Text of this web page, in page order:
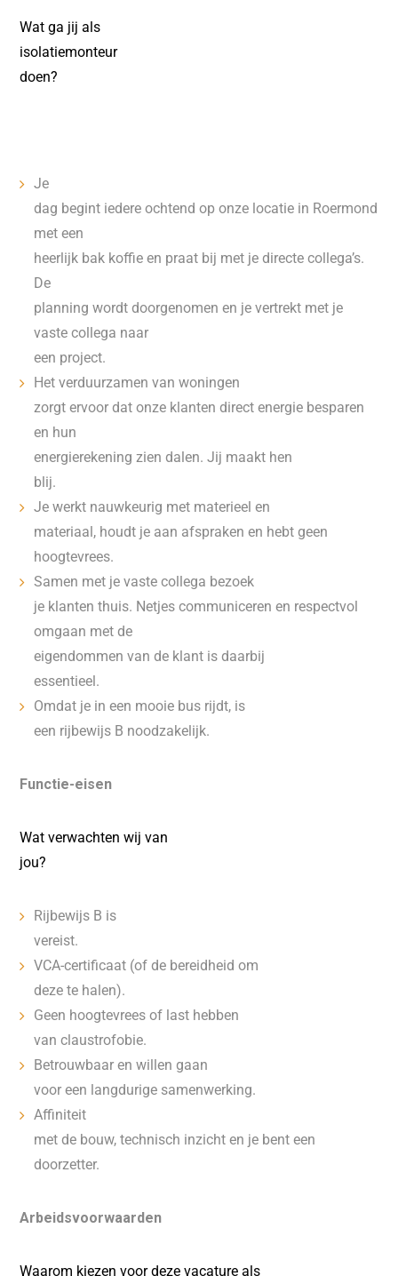
Wat ga jij als
isolatiemonteur
doen?
Je
dag begint iedere ochtend op onze locatie in Roermond
met een
heerlijk bak koffie en praat bij met je directe collega’s.
De
planning wordt doorgenomen en je vertrekt met je
vaste collega naar
een project.
Het verduurzamen van woningen
zorgt ervoor dat onze klanten direct energie besparen
en hun
energierekening zien dalen. Jij maakt hen
blij.
Je werkt nauwkeurig met materieel en
materiaal, houdt je aan afspraken en hebt geen
hoogtevrees.
Samen met je vaste collega bezoek
je klanten thuis. Netjes communiceren en respectvol
omgaan met de
eigendommen van de klant is daarbij
essentieel.
Omdat je in een mooie bus rijdt, is
een rijbewijs B noodzakelijk.
Functie-eisen
Wat verwachten wij van
jou?
Rijbewijs B is
vereist.
VCA-certificaat (of de bereidheid om
deze te halen).
Geen hoogtevrees of last hebben
van claustrofobie.
Betrouwbaar en willen gaan
voor een langdurige samenwerking.
Affiniteit
met de bouw, technisch inzicht en je bent een
doorzetter.
Arbeidsvoorwaarden
Waarom kiezen voor deze vacature als